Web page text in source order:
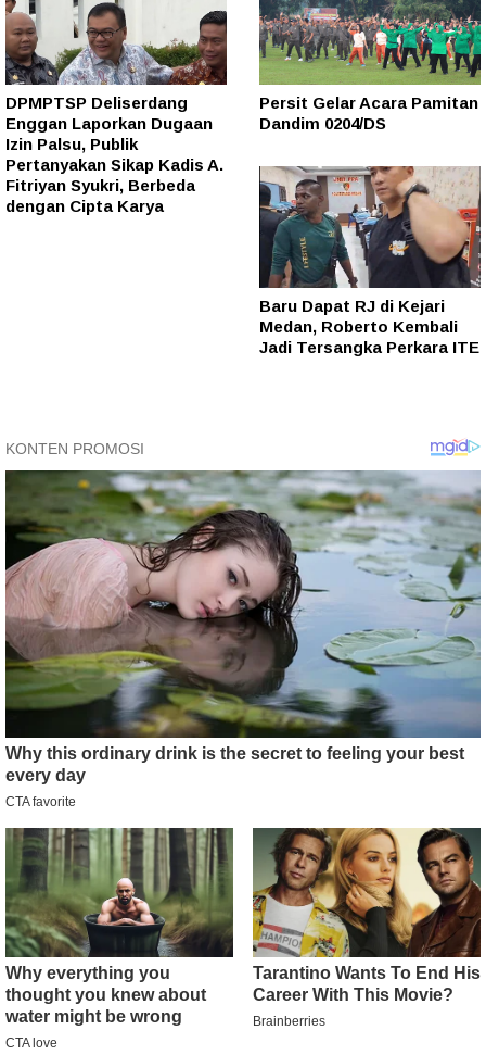
DPMPTSP Deliserdang
Enggan Laporkan Dugaan
Izin Palsu, Publik
Pertanyakan Sikap Kadis A.
Fitriyan Syukri, Berbeda
dengan Cipta Karya
Persit Gelar Acara Pamitan
Dandim 0204/DS
Baru Dapat RJ di Kejari
Medan, Roberto Kembali
Jadi Tersangka Perkara ITE